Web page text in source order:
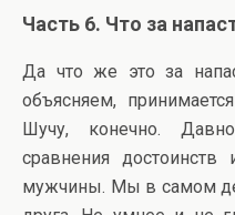
Часть 6. Что за
Да что же это за
объясняем,
Шучу, конечно.
сравнения
мужчины. Мы в самом